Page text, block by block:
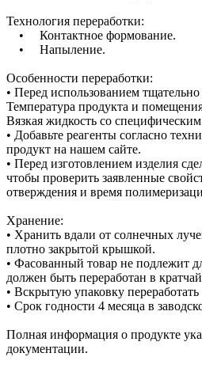
Технология переработки:
• Контактное формование.
• Напыление.
Особенности переработки:
• Перед использованием
Температура продукта и
Вязкая жидкость со
• Добавьте реагенты согласно
продукт на нашем сайте.
• Перед изготовлением изделия
чтобы проверить заявленные
отверждения и время
Хранение:
• Хранить вдали от солнечных
плотно закрытой крышкой.
• Фасованный товар не подлежит
должен быть переработан в
• Вскрытую упаковку
• Срок годности 4 месяца в
Полная информация о продукте
документации.